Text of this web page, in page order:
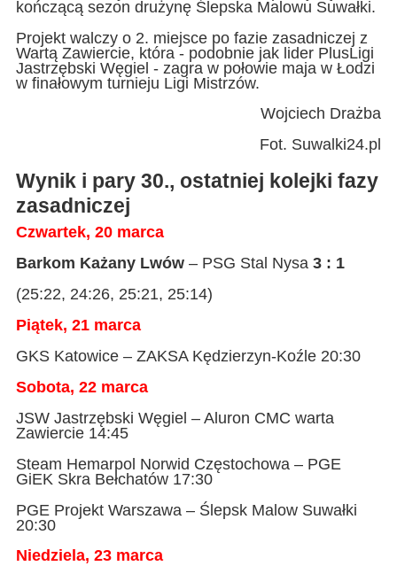
kończącą sezon drużynę Ślepska Malowu Suwałki.
Projekt walczy o 2. miejsce po fazie zasadniczej z
Wartą Zawiercie, która - podobnie jak lider PlusLigi
Jastrzębski Węgiel - zagra w połowie maja w Łodzi
w finałowym turnieju Ligi Mistrzów.
Wojciech Drażba
Fot. Suwalki24.pl
Wynik i pary 30., ostatniej kolejki fazy
zasadniczej
Czwartek, 20 marca
Barkom Każany Lwów– PSG Stal Nysa 3 : 1
(25:22, 24:26, 25:21, 25:14)
Piątek, 21 marca
GKS Katowice – ZAKSA Kędzierzyn-Koźle 20:30
Sobota, 22 marca
JSW Jastrzębski Węgiel – Aluron CMC warta
Zawiercie 14:45
Steam Hemarpol Norwid Częstochowa – PGE
GiEK Skra Bełchatów 17:30
PGE Projekt Warszawa – Ślepsk Malow Suwałki
20:30
Niedziela, 23 marca